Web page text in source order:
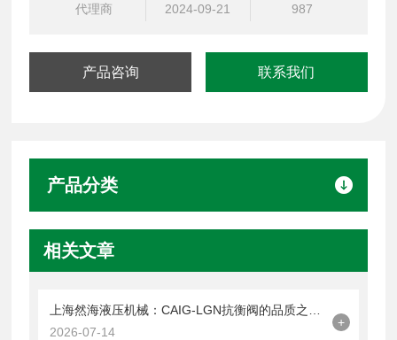
液压油缸，经销力士乐、派克、中国台湾北部等液压元件
代理商
2024-09-21
987
产品咨询 联系我们
产品分类
相关文章
2026-07-14
+